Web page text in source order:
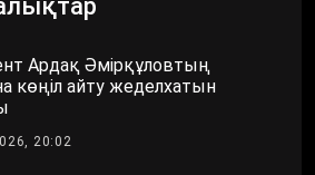
Ардақ Әмірқұловтың
көңіл айту жеделхатын
20:02